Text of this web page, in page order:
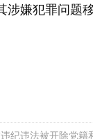
嫌犯罪问题
纪违法被开除党籍